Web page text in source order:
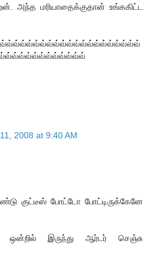
அந்த மரியாதைக்குதான் உங்ககிட்ட
2008 at 9:40 AM
குட்டீஸ் போட்டோ போட்டிருக்கேனே
ஒன்றில் இருந்து ஆர்டர் செஞ்சு